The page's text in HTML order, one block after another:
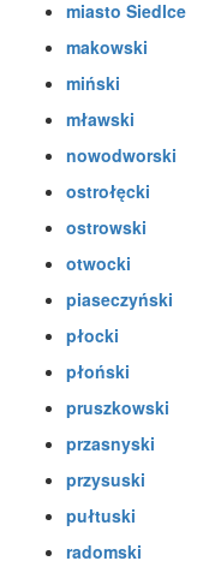
miasto Siedlce
makowski
miński
mławski
nowodworski
ostrołęcki
ostrowski
otwocki
piaseczyński
płocki
płoński
pruszkowski
przasnyski
przysuski
pułtuski
radomski